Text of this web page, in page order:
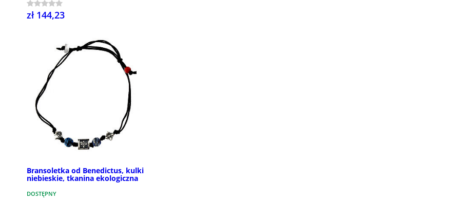
zł 144,23
Bransoletka od Benedictus, kulki
niebieskie, tkanina ekologiczna
DOSTĘPNY